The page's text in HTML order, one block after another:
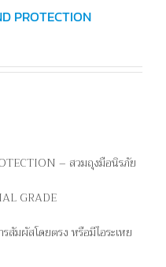
PROTECTION
– สวมถุงมือนิรภัย
GRADE
สัมผัสโดยตรง หรือมีไอระเหย